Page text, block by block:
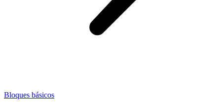
Bloques básicos